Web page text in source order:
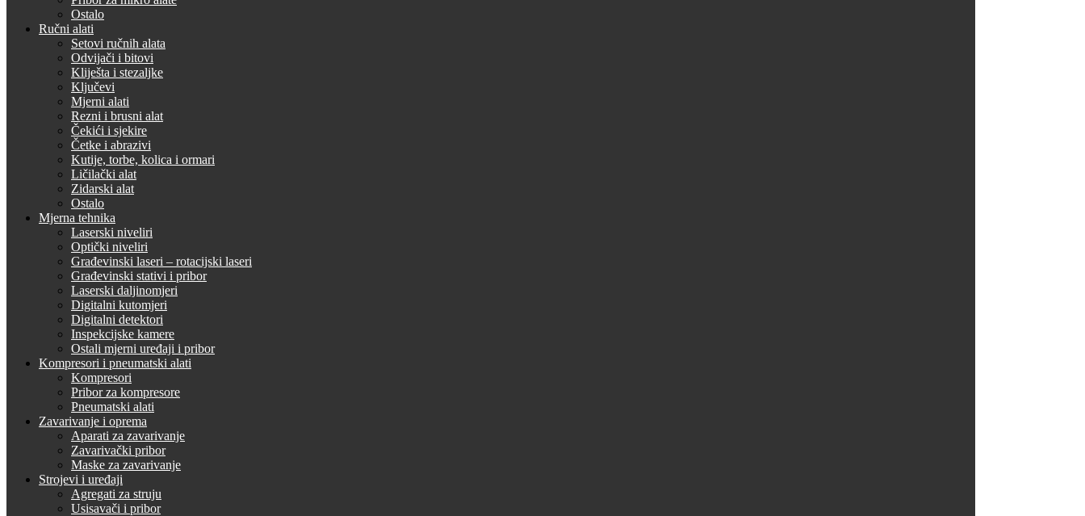
Ostalo
Ručni alati
Setovi ručnih alata
Odvijači i bitovi
Kliješta i stezaljke
Ključevi
Mjerni alati
Rezni i brusni alat
Čekići i sjekire
Četke i abrazivi
Kutije, torbe, kolica i ormari
Ličilački alat
Zidarski alat
Ostalo
Mjerna tehnika
Laserski niveliri
Optički niveliri
Građevinski laseri – rotacijski laseri
Građevinski stativi i pribor
Laserski daljinomjeri
Digitalni kutomjeri
Digitalni detektori
Inspekcijske kamere
Ostali mjerni uređaji i pribor
Kompresori i pneumatski alati
Kompresori
Pribor za kompresore
Pneumatski alati
Zavarivanje i oprema
Aparati za zavarivanje
Zavarivački pribor
Maske za zavarivanje
Strojevi i uređaji
Agregati za struju
Usisavači i pribor